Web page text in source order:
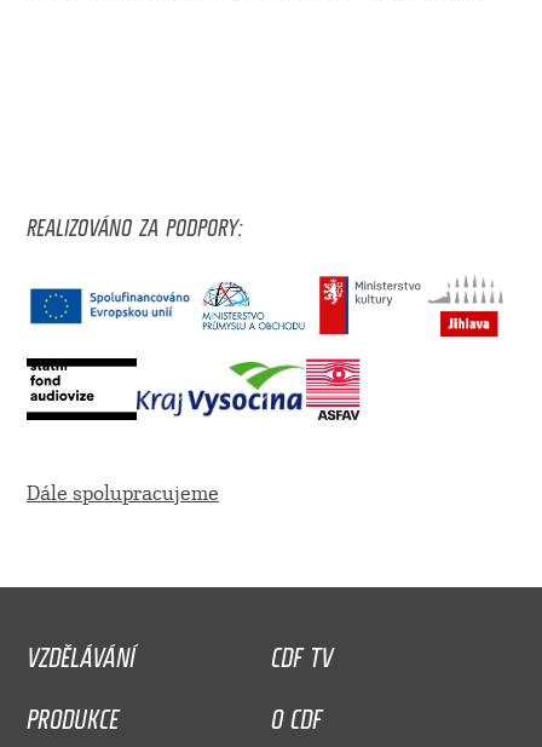
REALIZOVÁNO ZA PODPORY:
Dále spolupracujeme
VZDĚLÁVÁNÍ
CDF TV
PRODUKCE
O CDF